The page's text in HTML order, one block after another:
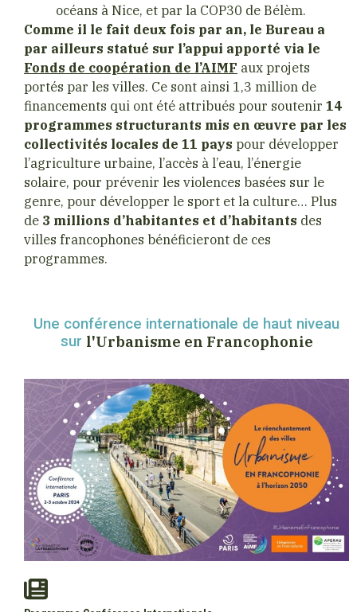
océans à Nice, et par la COP30 de Bélèm.
Comme il le fait deux fois par an, le Bureau a
par ailleurs statué sur l’appui apporté via le
Fonds de coopération de l’AIMF aux projets
portés par les villes. Ce sont ainsi 1,3 million de
financements qui ont été attribués pour soutenir 14
programmes structurants mis en œuvre par les
collectivités locales de 11 pays pour développer
l’agriculture urbaine, l’accès à l’eau, l’énergie
solaire, pour prévenir les violences basées sur le
genre, pour développer le sport et la culture… Plus
de 3 millions d’habitantes et d’habitants des
villes francophones bénéficieront de ces
programmes.
Une conférence internationale de haut niveau
sur l'Urbanisme en Francophonie